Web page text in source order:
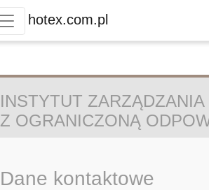
hotex.com.pl
INSTYTUT
Z OGRANICZONĄ
Dane kontaktowe